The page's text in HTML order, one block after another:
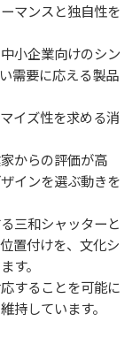
マンスと独自性を
小企業向けのシン
需要に応える製品
イズ性を求める消
からの評価が高
インを選ぶ動きを
三和シャッターと
置付けを、文化シ
す。
することを可能に
持しています。